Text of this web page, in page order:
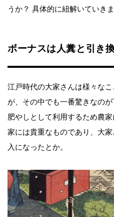
うか？ 具体的に紐解いていきま
ボーナスは人糞と引き
江戸時代の大家さんは様々な
が、その中でも一番驚きなの
肥やしとして利用するため農
家には貴重なものであり、大
入になったとか。